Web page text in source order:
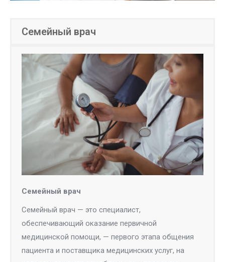
Семейный врач
Семейный врач
Семейный врач — это специалист,
обеспечивающий оказание первичной
медицинской помощи, — первого этапа общения
пациента и поставщика медицинских услуг, на